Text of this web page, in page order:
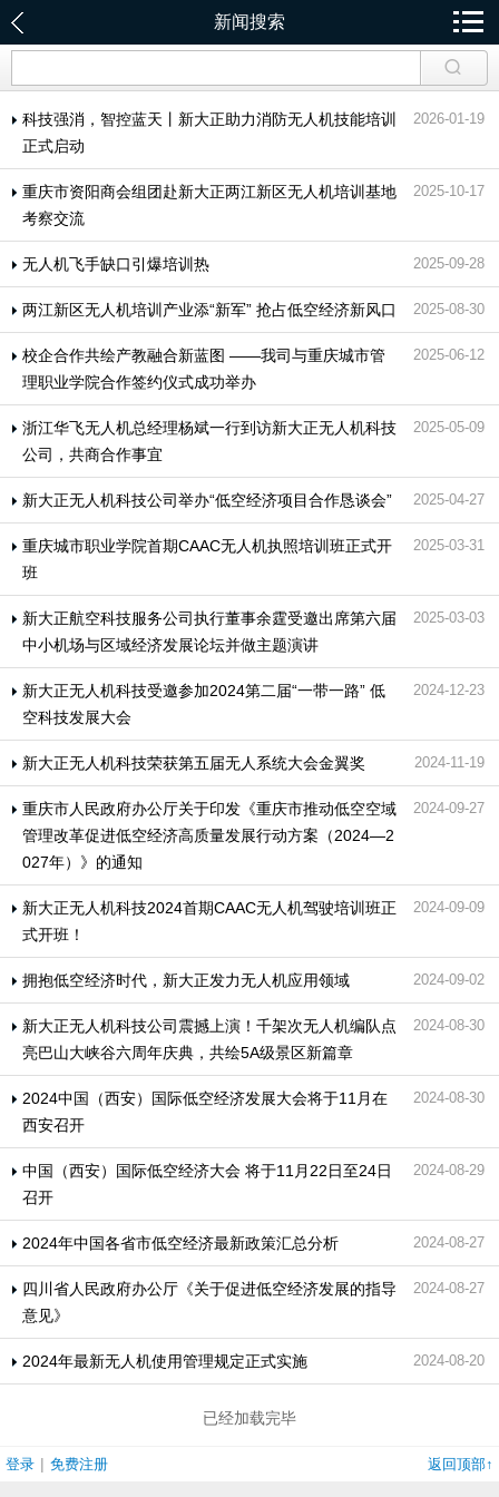
新闻搜索
科技强消，智控蓝天丨新大正助力消防无人机技能培训
正式启动
2026-01-19
重庆市资阳商会组团赴新大正两江新区无人机培训基地
考察交流
2025-10-17
无人机飞手缺口引爆培训热 2025-09-28
两江新区无人机培训产业添“新军” 抢占低空经济新风口 2025-08-30
校企合作共绘产教融合新蓝图 ——我司与重庆城市管
理职业学院合作签约仪式成功举办
2025-06-12
浙江华飞无人机总经理杨斌一行到访新大正无人机科技
公司，共商合作事宜
2025-05-09
新大正无人机科技公司举办“低空经济项目合作恳谈会” 2025-04-27
重庆城市职业学院首期CAAC无人机执照培训班正式开
班
2025-03-31
新大正航空科技服务公司执行董事余霆受邀出席第六届
中小机场与区域经济发展论坛并做主题演讲
2025-03-03
新大正无人机科技受邀参加2024第二届“一带一路” 低
空科技发展大会
2024-12-23
新大正无人机科技荣获第五届无人系统大会金翼奖 2024-11-19
重庆市人民政府办公厅关于印发《重庆市推动低空空域
管理改革促进低空经济高质量发展行动方案（2024—2
027年）》的通知
2024-09-27
新大正无人机科技2024首期CAAC无人机驾驶培训班正
式开班！
2024-09-09
拥抱低空经济时代，新大正发力无人机应用领域 2024-09-02
新大正无人机科技公司震撼上演！千架次无人机编队点
亮巴山大峡谷六周年庆典，共绘5A级景区新篇章
2024-08-30
2024中国（西安）国际低空经济发展大会将于11月在
西安召开
2024-08-30
中国（西安）国际低空经济大会 将于11月22日至24日
召开
2024-08-29
2024年中国各省市低空经济最新政策汇总分析 2024-08-27
四川省人民政府办公厅《关于促进低空经济发展的指导
意见》
2024-08-27
2024年最新无人机使用管理规定正式实施 2024-08-20
已经加载完毕
登录 | 免费注册 返回顶部↑